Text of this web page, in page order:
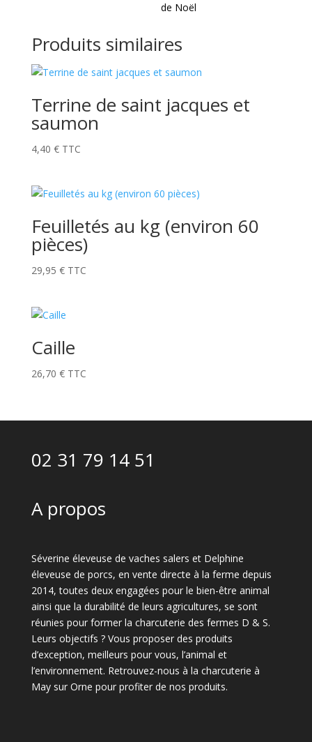
de Noël
Produits similaires
Terrine de saint jacques et
saumon
4,40 € TTC
Feuilletés au kg (environ 60
pièces)
29,95 € TTC
Caille
26,70 € TTC
02 31 79 14 51
A propos
Séverine éleveuse de vaches salers et Delphine
éleveuse de porcs, en vente directe à la ferme depuis
2014, toutes deux engagées pour le bien-être animal
ainsi que la durabilité de leurs agricultures, se sont
réunies pour former la charcuterie des fermes D & S.
Leurs objectifs ? Vous proposer des produits
d’exception, meilleurs pour vous, l’animal et
l’environnement. Retrouvez-nous à la charcuterie à
May sur Orne pour profiter de nos produits.